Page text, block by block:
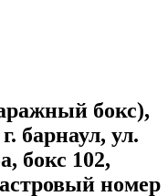
бокс),
барнаул, ул.
бокс 102,
номер